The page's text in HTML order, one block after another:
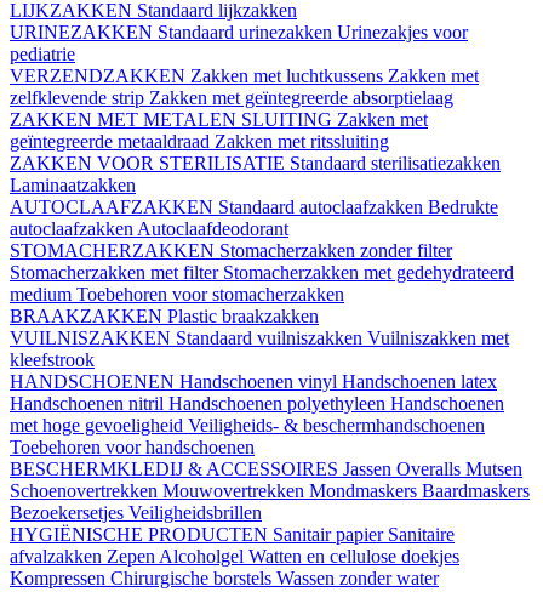
LIJKZAKKEN Standaard lijkzakken
URINEZAKKEN Standaard urinezakken Urinezakjes voor
pediatrie
VERZENDZAKKEN Zakken met luchtkussens Zakken met
zelfklevende strip Zakken met geïntegreerde absorptielaag
ZAKKEN MET METALEN SLUITING Zakken met
geïntegreerde metaaldraad Zakken met ritssluiting
ZAKKEN VOOR STERILISATIE Standaard sterilisatiezakken
Laminaatzakken
AUTOCLAAFZAKKEN Standaard autoclaafzakken Bedrukte
autoclaafzakken Autoclaafdeodorant
STOMACHERZAKKEN Stomacherzakken zonder filter
Stomacherzakken met filter Stomacherzakken met gedehydrateerd
medium Toebehoren voor stomacherzakken
BRAAKZAKKEN Plastic braakzakken
VUILNISZAKKEN Standaard vuilniszakken Vuilniszakken met
kleefstrook
HANDSCHOENEN Handschoenen vinyl Handschoenen latex
Handschoenen nitril Handschoenen polyethyleen Handschoenen
met hoge gevoeligheid Veiligheids- & beschermhandschoenen
Toebehoren voor handschoenen
BESCHERMKLEDIJ & ACCESSOIRES Jassen Overalls Mutsen
Schoenovertrekken Mouwovertrekken Mondmaskers Baardmaskers
Bezoekersetjes Veiligheidsbrillen
HYGIËNISCHE PRODUCTEN Sanitair papier Sanitaire
afvalzakken Zepen Alcoholgel Watten en cellulose doekjes
Kompressen Chirurgische borstels Wassen zonder water